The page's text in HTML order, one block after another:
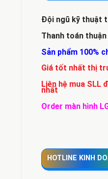
Đội ngũ kỹ thuật
Thanh toán
Sản phẩm 100%
Giá tốt nhất thị
Liên hệ mua SLL
nhất
Order màn hình
HOTLINE KINH